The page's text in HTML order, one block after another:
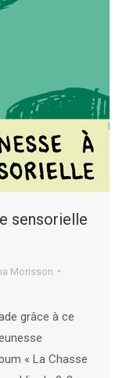
sensorielle
Morisson
grâce à ce
« La Chasse